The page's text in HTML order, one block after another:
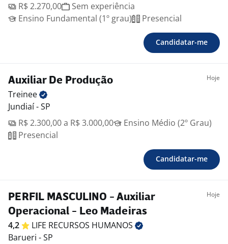
R$ 2.270,00
Sem experiência
Ensino Fundamental (1º grau)
Presencial
Candidatar-me
Auxiliar De Produção Hoje
Treinee
Jundiaí - SP
R$ 2.300,00 a R$ 3.000,00
Ensino Médio (2º Grau)
Presencial
Candidatar-me
PERFIL MASCULINO - Auxiliar
Operacional - Leo Madeiras
Hoje
4,2 LIFE RECURSOS HUMANOS
Barueri - SP